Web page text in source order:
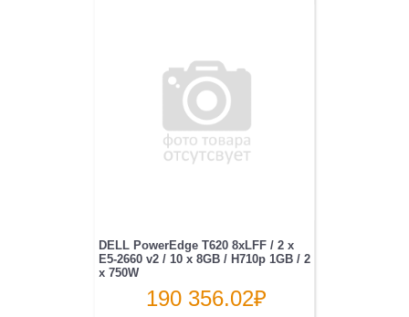
DELL PowerEdge T620 8xLFF / 2 x
E5-2660 v2 / 10 x 8GB / H710p 1GB / 2
x 750W
190 356.02₽